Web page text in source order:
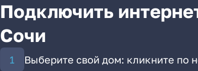
Подключить
Сочи
Выберите свой дом: кликните по